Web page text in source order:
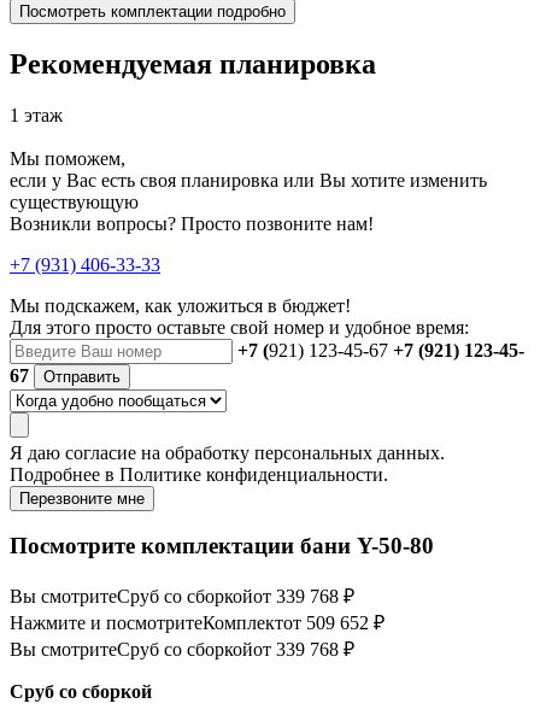
Посмотреть комплектации подробно
Рекомендуемая планировка
1 этаж
Мы поможем,
если у Вас есть своя планировка или Вы хотите изменить
существующую
Возникли вопросы? Просто позвоните нам!
+7 (931) 406-33-33
Мы подскажем, как уложиться в бюджет!
Для этого просто оставьте свой номер и удобное время:
+7 (921) 123-45-67 +7 (921) 123-45-
67
Отправить
Я даю согласие на обработку персональных данных.
Подробнее в Политике конфиденциальности.
Перезвоните мне
Посмотрите комплектации бани Y-50-80
Вы смотритеСруб со сборкойот 339 768 ₽
Нажмите и посмотритеКомплектот 509 652 ₽
Вы смотритеСруб со сборкойот 339 768 ₽
Сруб со сборкой